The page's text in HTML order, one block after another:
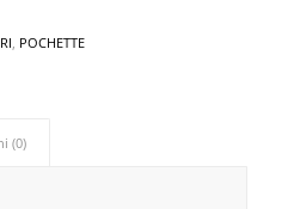
, POCHETTE
(0)